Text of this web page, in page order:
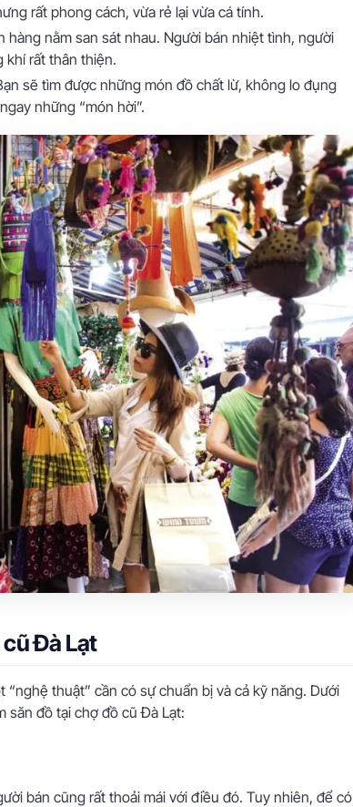
rất phong cách, vừa rẻ lại vừa cá tính.
hàng nằm san sát nhau. Người bán nhiệt tình, người
khí rất thân thiện.
sẽ tìm được những món đồ chất lừ, không lo đụng
những “món hời”.
Đà Lạt
thuật” cần có sự chuẩn bị và cả kỹ năng. Dưới
săn đồ tại chợ đồ cũ Đà Lạt:
bán cũng rất thoải mái với điều đó. Tuy nhiên, để có